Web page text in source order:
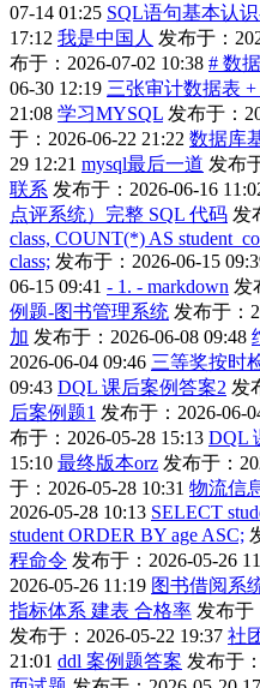
07-14 01:25 SQL语句基本认
17:12 我是中国人 发布于：
布于：2026-07-02 10:38 # 数
06-30 12:19 三张审计数据表
21:08 学习MYSQL 发布于：
于：2026-06-22 21:22 数据库
29 12:21 mysql最后一道 发布
联系 发布于：2026-06-16
点评系统）完整 SQL 代码 发
class, COUNT(*) AS
class; 发布于：2026-06-15
06-15 09:41 - 1. - markdown 发
例题-图书管理系统 发布于：
加 发布于：2026-06-08 09:48
2026-06-04 09:46 三等奖按时
09:43 DQL 课后案例答案2 发
后案例题1 发布于：2026-06-
布于：2026-05-28 15:13 DQL
15:10 最终版本orz 发布于：
于：2026-05-28 10:31 物流信
2026-05-28 10:13 SELECT
student ORDER BY age ASC;
程命令 发布于：2026-05-26
2026-05-26 11:19 图书借阅系
指标体系 建表 合格率 发布于
发布于：2026-05-22 19:37 社
21:01 ddl 案例题答案 发布于